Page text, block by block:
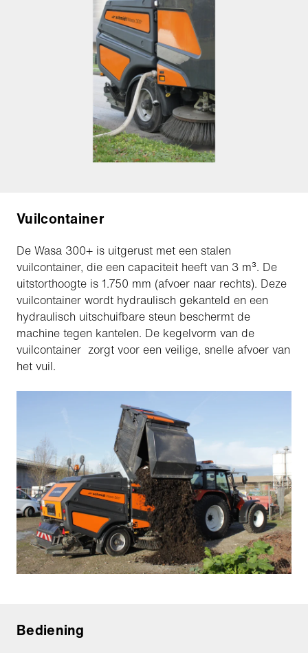
Vuilcontainer
De Wasa 300+ is uitgerust met een stalen
vuilcontainer, die een capaciteit heeft van 3 m³. De
uitstorthoogte is 1.750 mm (afvoer naar rechts). Deze
vuilcontainer wordt hydraulisch gekanteld en een
hydraulisch uitschuifbare steun beschermt de
machine tegen kantelen. De kegelvorm van de
vuilcontainer zorgt voor een veilige, snelle afvoer van
het vuil.
Bediening